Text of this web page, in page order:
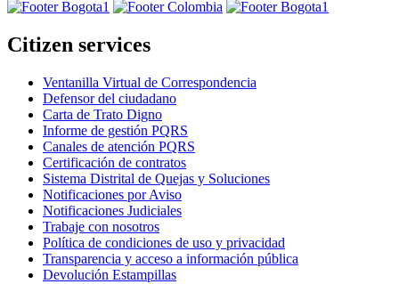
Citizen services
Ventanilla Virtual de Correspondencia
Defensor del ciudadano
Carta de Trato Digno
Informe de gestión PQRS
Canales de atención PQRS
Certificación de contratos
Sistema Distrital de Quejas y Soluciones
Notificaciones por Aviso
Notificaciones Judiciales
Trabaje con nosotros
Política de condiciones de uso y privacidad
Transparencia y acceso a información pública
Devolución Estampillas